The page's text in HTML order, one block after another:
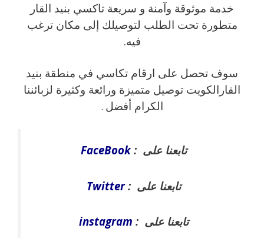
خدمة موثوقة وآمنة و سريعة تاكسي بنيد القار
متطورة تحت الطلب لتوصيلك إلى مكان ترغب
فيه.
سوف تحصل على ارقام تكاسي في منطقة بنيد
القارالكويت توصيل متميزة ورائعة وكثيرة لزبائننا
الكرام أفضل .
تابعنا على :FaceBook
تابعنا على :Twitter
تابعنا على : instagram